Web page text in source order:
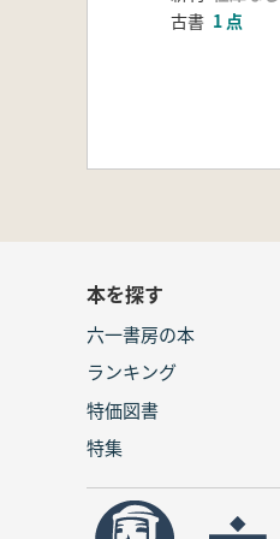
古書 1 点
本を探す
六一書房の本
ランキング
特価図書
特集